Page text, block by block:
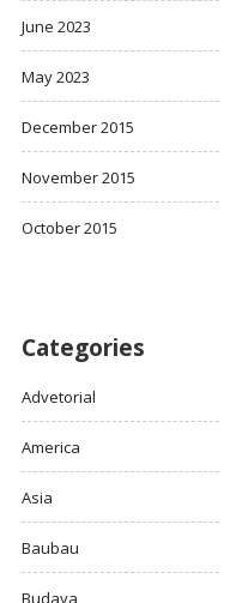
June 2023
May 2023
December 2015
November 2015
October 2015
Categories
Advetorial
America
Asia
Baubau
Budaya